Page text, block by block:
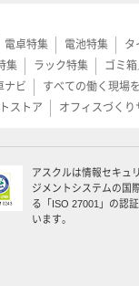
電卓特集 電池特集
タ
集 ラック特集
ゴミ
ナビ
すべての働く現場
ストア オフィスづくり
アスクルは情報セキュ
ジメントシステムの国
る「ISO 27001」の認
います。